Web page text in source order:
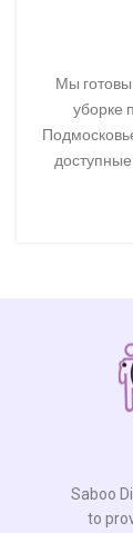
Мы
уборке
Saboo
to